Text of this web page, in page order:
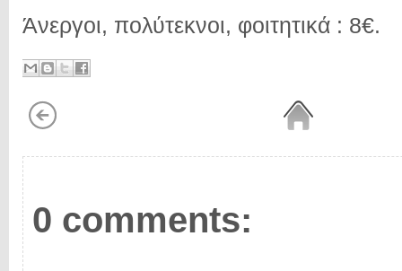
Άνεργοι, πολύτεκνοι, φοιτητικά : 8€.
0 comments: